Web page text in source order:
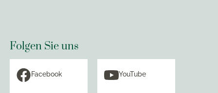
Folgen Sie uns
Facebook YouTube